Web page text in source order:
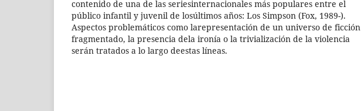
contenido de una de las seriesinternacionales más populares entre el
público infantil y juvenil de losúltimos años: Los Simpson (Fox, 1989-).
Aspectos problemáticos como larepresentación de un universo de ficción
fragmentado, la presencia dela ironía o la trivialización de la violencia
serán tratados a lo largo deestas líneas.